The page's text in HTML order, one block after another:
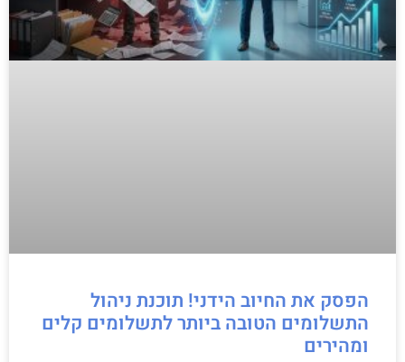
הפסק את החיוב הידני! תוכנת ניהול
התשלומים הטובה ביותר לתשלומים קלים
ומהירים